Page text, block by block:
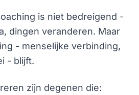
is niet bedreigend -
dingen veranderen. Maar
- menselijke verbinding,
- blijft.
zijn degenen die: